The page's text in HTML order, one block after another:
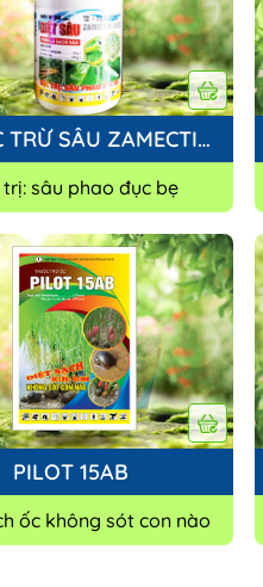
TRỪ SÂU ZAMECTIN
65EC
sâu phao đục bẹ
PILOT 15AB
ốc không sót con nào